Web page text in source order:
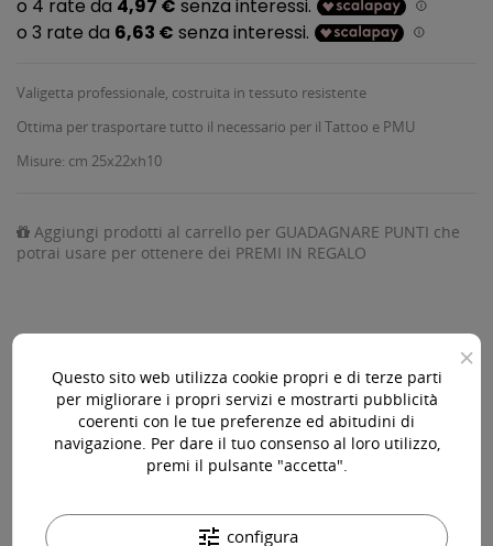
Valigetta professionale, costruita in tessuto resistente
Ottima per trasportare tutto il necessario per il Tattoo e PMU
Misure: cm 25x22xh10
Aggiungi prodotti al carrello per GUADAGNARE PUNTI che
potrai usare per ottenere dei PREMI IN REGALO
AGGIUNGI AL CARRELLO 
Ultimi articoli in magazzino
Acquista 119,00 € (iva incl.) di prodotti per ottenere la
×
Questo sito web utilizza cookie propri e di terze parti
per migliorare i propri servizi e mostrarti pubblicità
coerenti con le tue preferenze ed abitudini di
navigazione. Per dare il tuo consenso al loro utilizzo,
premi il pulsante "accetta".
tune configura